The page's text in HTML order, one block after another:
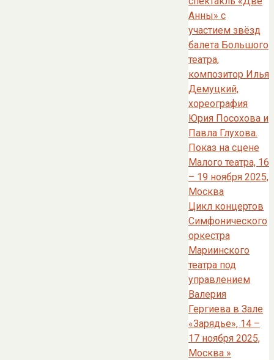
Анны» с
участием звёзд
балета Большого
театра,
композитор Илья
Демуцкий,
хореография
Юрия Посохова и
Павла Глухова.
Показ на сцене
Малого театра, 16
– 19 ноября 2025,
Москва
Цикл концертов
Симфонического
оркестра
Мариинского
театра под
управлением
Валерия
Гергиева в Зале
«Зарядье», 14 –
17 ноября 2025,
Москва »